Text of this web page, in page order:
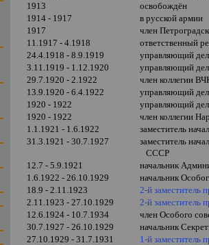
1913
освобождён
1914 - 1917
в русской армии
1917
член
11.1917 - 4.1918
ответственный
24.4.1918 - 8.9.1919
управляющий
3.11.1919 - 1.12.1920
управляющий
29.7.1920 - 2.1922
член коллегии
13.9.1920 - 6.4.1922
управляющий
1920 - 1922
управляющий
1920 - 1922
член коллегии
1.1.1921 - 1.6.1922
заместитель
31.3.1921 - 30.7.1927
заместитель
СССР
12.7 - 5.9.1921
начальник
1.6.1922 - 26.10.1929
начальник
18.9 - 2.11.1923
2-й
2.11.1923 - 27.10.1929
2-й
12.6.1924 - 10.7.1934
член Особого
30.7.1927 - 26.10.1929
начальник
27.10.1929 - 31.7.1931
1-й